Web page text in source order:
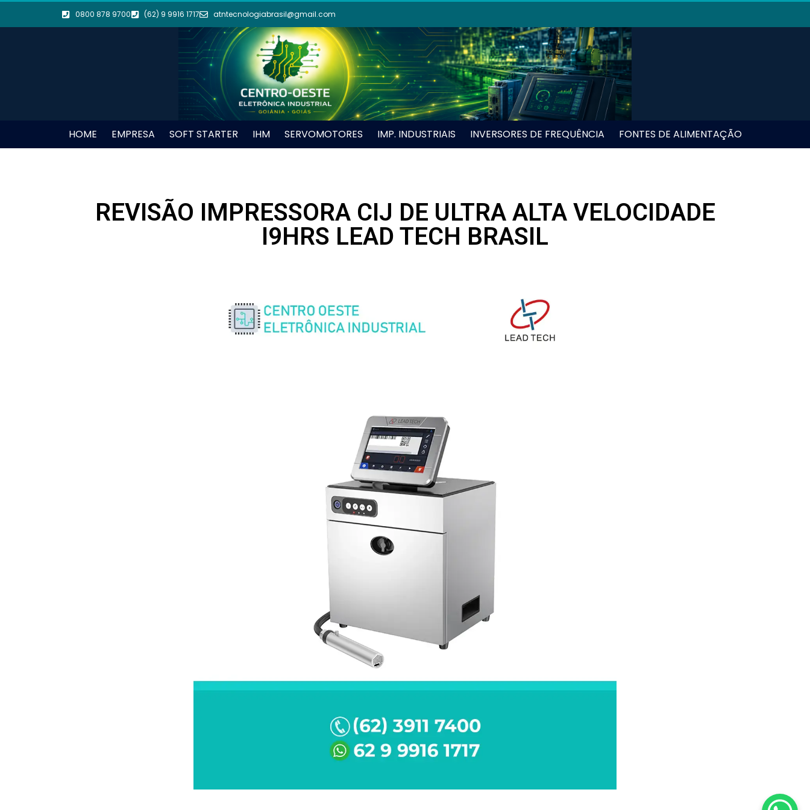
0800 878 9700 (62) 9 9916 1717 atntecnologiabrasil@gmail.com
HOME EMPRESA SOFT STARTER IHM SERVOMOTORES IMP. INDUSTRIAIS INVERSORES DE FREQUÊNCIA FONTES DE ALIMENTAÇÃO
REVISÃO IMPRESSORA CIJ DE ULTRA ALTA VELOCIDADE
I9HRS LEAD TECH BRASIL